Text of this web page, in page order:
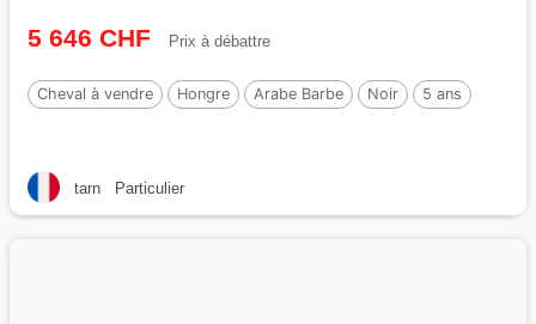
5 646 CHF Prix à débattre
Cheval à vendre Hongre Arabe Barbe Noir 5 ans
tarn Particulier